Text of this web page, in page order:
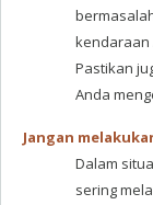
kendaraan
Pastikan
Anda
Jangan
Dalam
sering